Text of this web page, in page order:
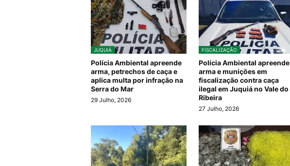
JUQUIÁ
Polícia Ambiental apreende
arma, petrechos de caça e
aplica multa por infração na
Serra do Mar
29 Julho, 2026
FISCALIZAÇÃO
Polícia Ambiental apreende
arma e munições em
fiscalização contra caça
ilegal em Juquiá no Vale do
Ribeira
27 Julho, 2026